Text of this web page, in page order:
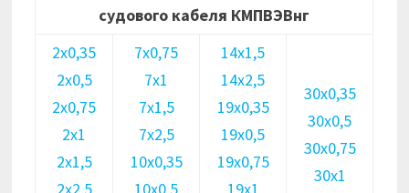
судового кабеля КМПВЭВнг
2х0,35
2х0,5
2х0,75
2х1
2х1,5
7х0,75
7х1
7х1,5
7х2,5
10х0,35
14х1,5
14х2,5
19х0,35
19х0,5
19х0,75
30х0,35
30х0,5
30х0,75
30х1